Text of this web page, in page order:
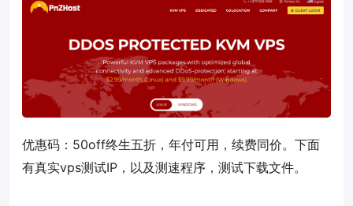
优惠码： 50off终生五折，年付可用，续费同价。下面
有真实vps测试IP，以及测速程序，测试下载文件。